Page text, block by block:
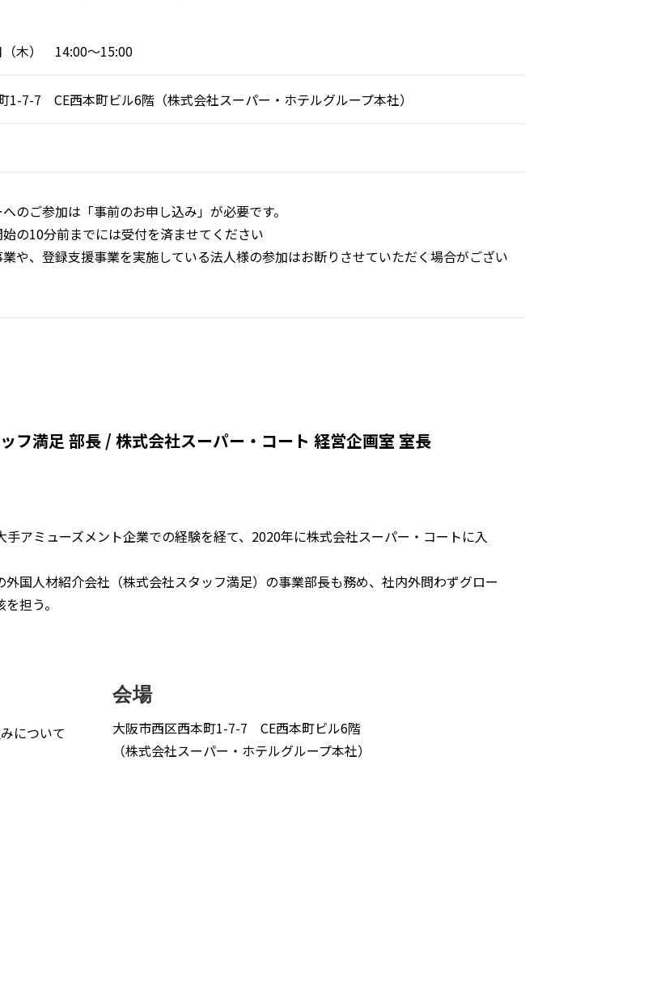
（木） 14:00〜15:00
1-7-7 CE西本町ビル6階（株式会社スーパー・ホテルグループ本社）
のご参加は「事前のお申し込み」が必要です。
の10分前までには受付を済ませてください
や、登録支援事業を実施している法人様の参加はお断りさせていただく場合がござい
フ満足 部長 / 株式会社スーパー・コート 経営企画室 室長
手アミューズメント企業での経験を経て、2020年に株式会社スーパー・コートに入
外国人材紹介会社（株式会社スタッフ満足）の事業部長も務め、社内外問わずグロー
担う。
について
会場
大阪市西区西本町1-7-7 CE西本町ビル6階
（株式会社スーパー・ホテルグループ本社）